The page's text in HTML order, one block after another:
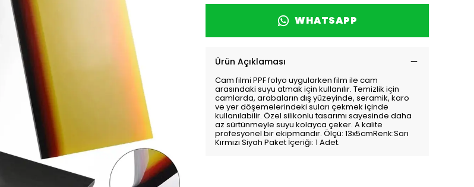
WHATSAPP
Ürün Açıklaması
Cam filmi PPF folyo uygularken film ile cam
arasındaki suyu atmak için kullanılır. Temizlik için
camlarda, arabaların dış yüzeyinde, seramik, karo
ve yer döşemelerindeki suları çekmek içinde
kullanılabilir. Özel silikonlu tasarımı sayesinde daha
az sürtünmeyle suyu kolayca çeker. A kalite
profesyonel bir ekipmandır. Ölçü: 13x5cmRenk:Sarı
Kırmızı Siyah Paket İçeriği: 1 Adet.